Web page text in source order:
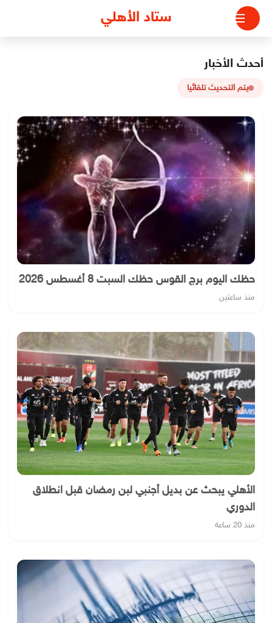
التجاوز
المحتوى
ستاد الأهلي
أحدث الأخبار
يتم التحديث تلقائيا
حظك اليوم برج القوس حظك السبت 8 أغسطس 2026
منذ ساعتين
الأهلي يبحث عن بديل أجنبي لبن رمضان قبل انطلاق
الدوري
منذ 20 ساعة